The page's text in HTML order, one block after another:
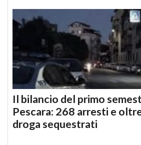
Il bilancio del primo
Pescara: 268 arresti e
droga sequestrati